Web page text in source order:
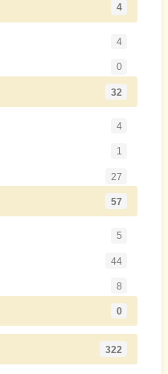
4
4
0
32
4
1
27
57
5
44
8
0
322